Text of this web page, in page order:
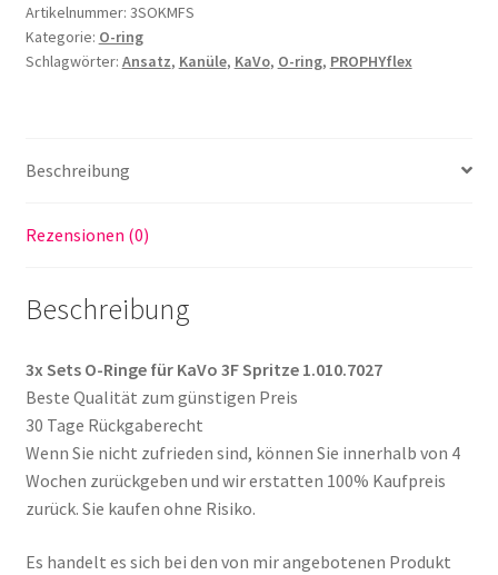
für
KaVo
(10107027
Artikelnummer: 3SOKMFS
Kategorie: O-ring
Schlagwörter: Ansatz, Kanüle, KaVo, O-ring, PROPHYflex
Beschreibung
Rezensionen (0)
Beschreibung
3x Sets O-Ringe für KaVo 3F Spritze 1.010.7027
Beste Qualität zum günstigen Preis
30 Tage Rückgaberecht
Wenn Sie nicht zufrieden sind, können Sie innerhalb von 4
Wochen zurückgeben und wir erstatten 100% Kaufpreis
zurück. Sie kaufen ohne Risiko.
Es handelt es sich bei den von mir angebotenen Produkt